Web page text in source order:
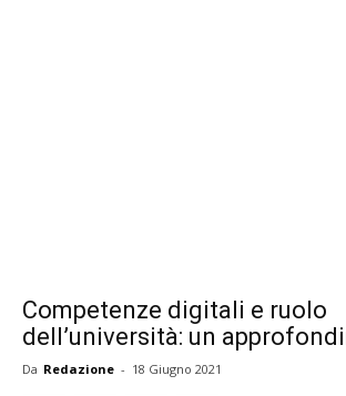
Competenze digitali e ruolo
dell’università: un
Da Redazione - 18 Giugno 2021